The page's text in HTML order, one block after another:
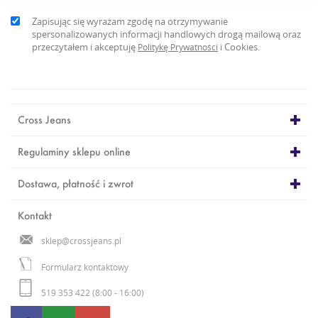
Zapisując się wyrażam zgodę na otrzymywanie
spersonalizowanych informacji handlowych drogą mailową oraz
przeczytałem i akceptuję Politykę Prywatności i Cookies.
Cross Jeans
Regulaminy sklepu online
Dostawa, płatność i zwrot
Kontakt
sklep@crossjeans.pl
Formularz kontaktowy
519 353 422 (8:00 - 16:00)